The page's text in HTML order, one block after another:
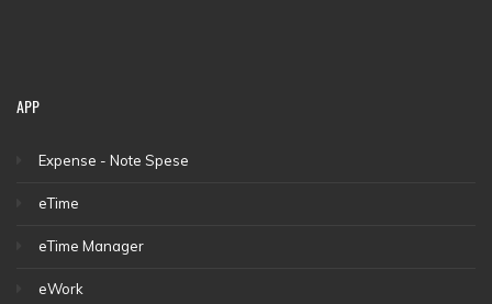
APP
Expense - Note Spese
eTime
eTime Manager
eWork